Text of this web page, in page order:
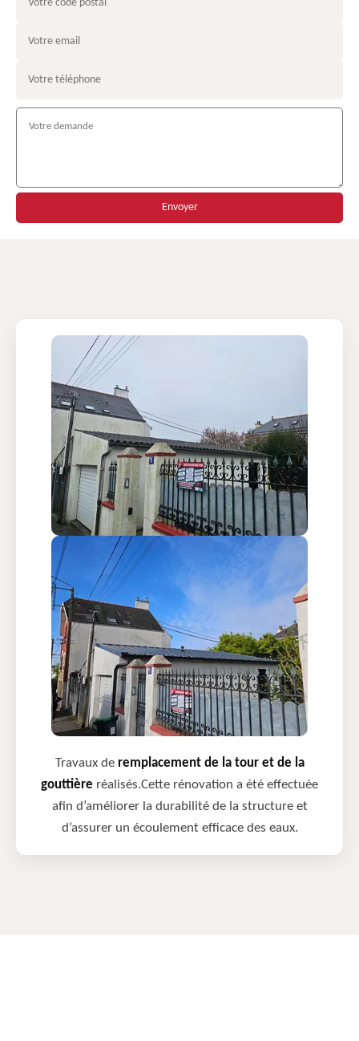
Travaux de remplacement de la tour et de la
gouttière réalisés.Cette rénovation a été effectuée
afin d’améliorer la durabilité de la structure et
d’assurer un écoulement efficace des eaux.